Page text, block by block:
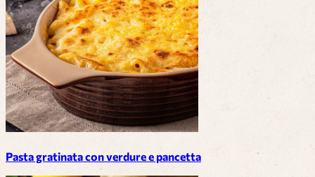
Pasta gratinata con verdure e pancetta